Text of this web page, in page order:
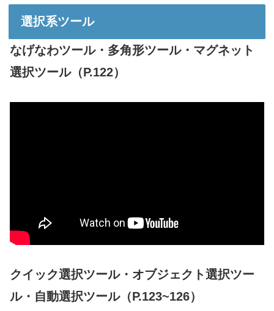
選択系ツール
なげなわツール・多角形ツール・マグネット
選択ツール（P.122）
クイック選択ツール・オブジェクト選択ツー
ル・自動選択ツール（P.123~126）